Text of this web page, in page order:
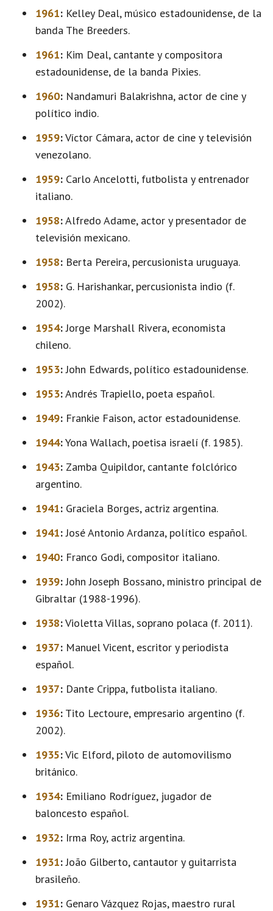
1961: Kelley Deal, músico estadounidense, de la
banda The Breeders.
1961: Kim Deal, cantante y compositora
estadounidense, de la banda Pixies.
1960: Nandamuri Balakrishna, actor de cine y
político indio.
1959:Víctor Cámara, actor de cine y televisión
venezolano.
1959: Carlo Ancelotti, futbolista y entrenador
italiano.
1958:Alfredo Adame, actor y presentador de
televisión mexicano.
1958: Berta Pereira, percusionista uruguaya.
1958: G. Harishankar, percusionista indio (f.
2002).
1954:Jorge Marshall Rivera, economista
chileno.
1953:John Edwards, político estadounidense.
1953:Andrés Trapiello, poeta español.
1949: Frankie Faison, actor estadounidense.
1944:Yona Wallach, poetisa israelí (f. 1985).
1943: Zamba Quipildor, cantante folclórico
argentino.
1941: Graciela Borges, actriz argentina.
1941:José Antonio Ardanza, político español.
1940: Franco Godi, compositor italiano.
1939:John Joseph Bossano, ministro principal de
Gibraltar (1988-1996).
1938:Violetta Villas, soprano polaca (f. 2011).
1937: Manuel Vicent, escritor y periodista
español.
1937: Dante Crippa, futbolista italiano.
1936: Tito Lectoure, empresario argentino (f.
2002).
1935:Vic Elford, piloto de automovilismo
británico.
1934: Emiliano Rodríguez, jugador de
baloncesto español.
1932: Irma Roy, actriz argentina.
1931:João Gilberto, cantautor y guitarrista
brasileño.
1931: Genaro Vázquez Rojas, maestro rural